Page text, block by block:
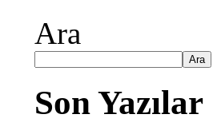
Ara
Ara
Son Yazılar